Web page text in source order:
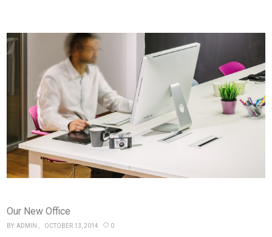
Our New Office
BY:ADMIN OCTOBER 13, 2014 0